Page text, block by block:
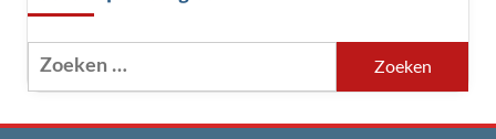
Zoeken
naar: